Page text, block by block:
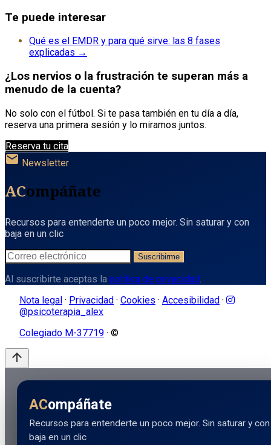
Te puede interesar
Qué es el EMDR y para qué sirve: las 8 fases
explicadas →
¿Los nervios o la frustración te superan más a
menudo de la cuenta?
No solo con el fútbol. Si te pasa también en tu día a día,
reserva una primera sesión y lo miramos juntos.
Reserva tu cita
mail Newsletter
ACompáñate
Recursos para entenderte un poco mejor. Sin saturar y con
baja en un clic
Suscribirme
Al suscribirte aceptas la política de privacidad
Nota legal · Privacidad · Cookies · Accesibilidad ·
@psicoterapia_alex
Colegiado M-37719 · ©
arrow_upward
ACompáñate
Recursos para entenderte un poco mejor. Sin saturar y con
baja en un clic